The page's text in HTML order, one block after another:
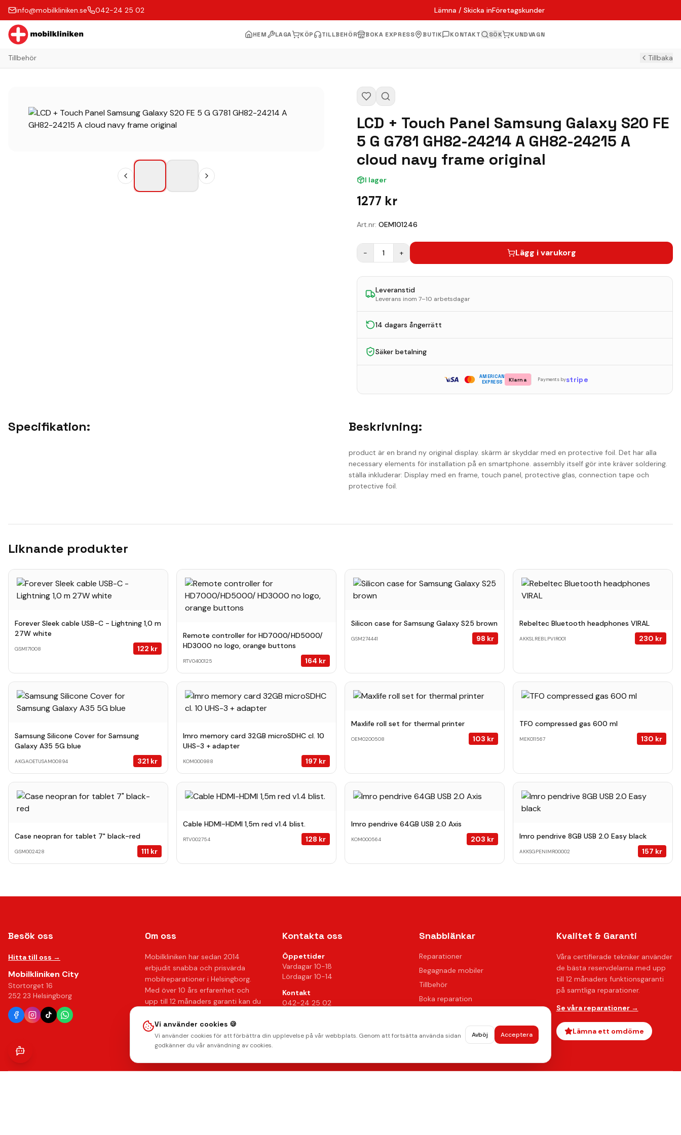
info@mobilkliniken.se 042-24 25 02 Lämna / Skicka inFöretagskunder
HEM LAGA KÖP TILLBEHÖR BOKA EXPRESS BUTIK KONTAKT SÖK KUNDVAGN
Tillbehör Tillbaka
LCD + Touch Panel Samsung Galaxy S20 FE
5 G G781 GH82-24214 A GH82-24215 A
cloud navy frame original
I lager
1277 kr
Art.nr: OEM101246
− 1 + Lägg i varukorg
Leveranstid
Leverans inom 7–10 arbetsdagar
14 dagars ångerrätt
Säker betalning
AMERICAN
EXPRESS
Klarna Payments bystripe
Specifikation: Beskrivning:
product är en brand ny original display. skärm är skyddar med en protective foil. Det har alla
necessary elements för installation på en smartphone. assembly itself gör inte kräver soldering.
ställa inkluderar: Display med en frame, touch panel, protective glas, connection tape och
protective foil.
Liknande produkter
Forever Sleek cable USB-C - Lightning 1,0 m
27W white
GSM171008 122 kr
Remote controller for HD7000/HD5000/
HD3000 no logo, orange buttons
RTV0400125 164 kr
Silicon case for Samsung Galaxy S25 brown
GSM274441 98 kr
Rebeltec Bluetooth headphones VIRAL
AKKSLREBLPVIR001 230 kr
Samsung Silicone Cover for Samsung
Galaxy A35 5G blue
AKGAOETUSAM00894 321 kr
Imro memory card 32GB microSDHC cl. 10
UHS-3 + adapter
KOM000988 197 kr
Maxlife roll set for thermal printer
OEM0200508 103 kr
TFO compressed gas 600 ml
MEK011567 130 kr
Case neopran for tablet 7" black-red
GSM002428 111 kr
Cable HDMI-HDMI 1,5m red v1.4 blist.
RTV002754 128 kr
Imro pendrive 64GB USB 2.0 Axis
KOM000564 203 kr Imro pendrive 8GB USB 2.0 Easy black
AKKSGPENIMR00002 157 kr
Besök oss
Hitta till oss →
Mobilkliniken City
Stortorget 16
252 23 Helsingborg
Om oss
Mobilkliniken har sedan 2014
erbjudit snabba och prisvärda
mobilreparationer i Helsingborg.
Med över 10 års erfarenhet och
upp till 12 månaders garanti kan du
Läs mer om oss →
Kontakta oss
Öppettider
Vardagar 10-18
Lördagar 10-14
Kontakt
042-24 25 02
Org.nr: 556946-9199
Snabblänkar
Reparationer
Begagnade mobiler
Tillbehör
Boka reparation
Kvalitet & Garanti
Våra certifierade tekniker använder
de bästa reservdelarna med upp
till 12 månaders funktionsgaranti
på samtliga reparationer.
Se våra reparationer →
Lämna ett omdöme
Vi använder cookies 🍪
Vi använder cookies för att förbättra din upplevelse på vår webbplats. Genom att fortsätta använda sidan
godkänner du vår användning av cookies.
Avböj Acceptera